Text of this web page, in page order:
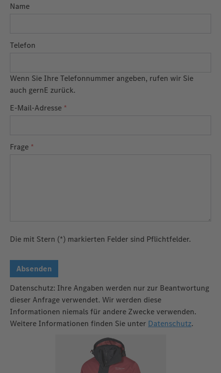
Name
Telefon
Wenn Sie Ihre Telefonnummer angeben, rufen wir Sie
auch gernE zurück.
E-Mail-Adresse *
Frage *
Die mit Stern (*) markierten Felder sind Pflichtfelder.
Absenden
Datenschutz: Ihre Angaben werden nur zur Beantwortung
dieser Anfrage verwendet. Wir werden diese
Informationen niemals für andere Zwecke verwenden.
Weitere Informationen finden Sie unter Datenschutz.